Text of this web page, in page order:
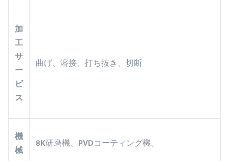
加
工
サ
ー
ビ
ス
曲げ、溶接、打ち抜き、切断
機
械
8K研磨機、PVDコーティング機。